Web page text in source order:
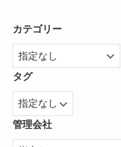
カテゴリー
タグ
管理会社